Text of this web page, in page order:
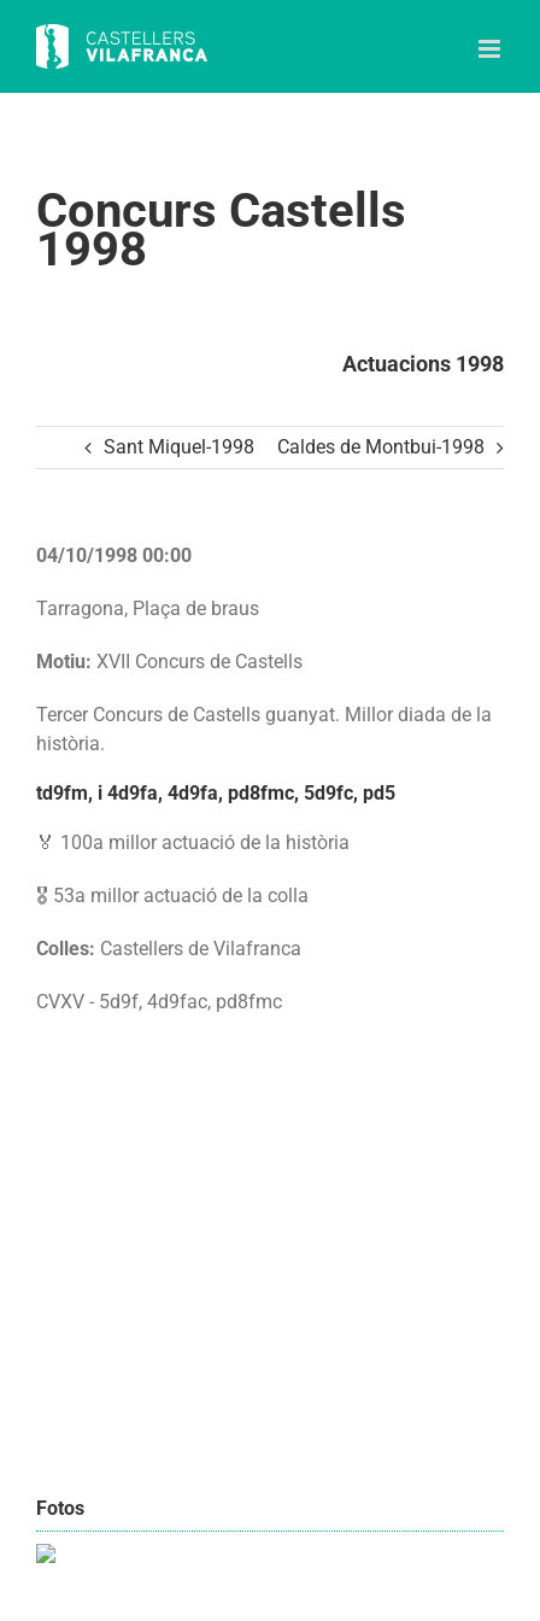
content
Concurs Castells
1998
Actuacions 1998
Sant Miquel-1998 Caldes de Montbui-1998
04/10/1998 00:00
Tarragona, Plaça de braus
Motiu: XVII Concurs de Castells
Tercer Concurs de Castells guanyat. Millor diada de la
història.
td9fm, i 4d9fa, 4d9fa, pd8fmc, 5d9fc, pd5
🏅 100a millor actuació de la història
🎖️ 53a millor actuació de la colla
Colles: Castellers de Vilafranca
CVXV - 5d9f, 4d9fac, pd8fmc
Fotos